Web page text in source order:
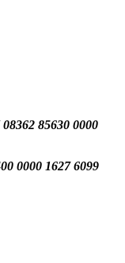
85630 0000
0000 1627 6099